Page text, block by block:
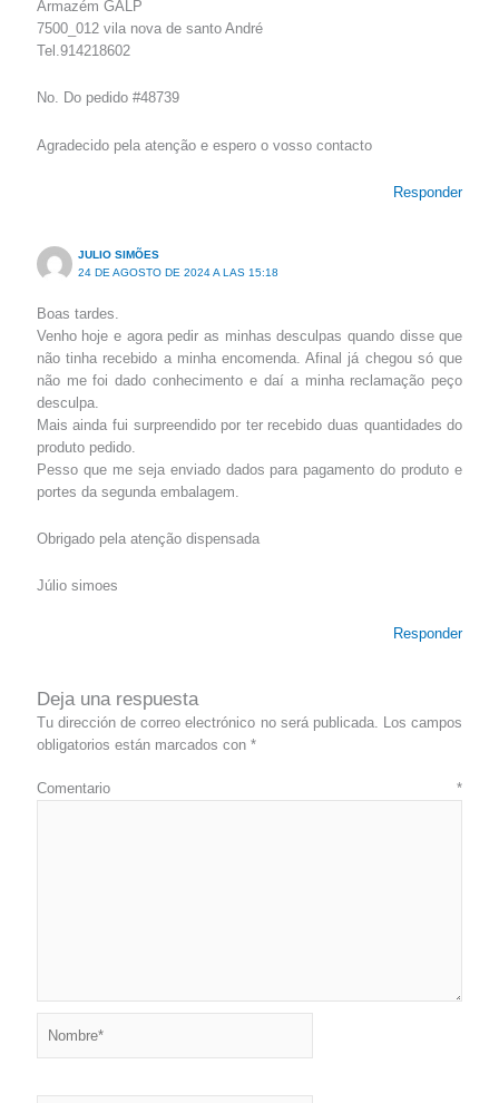
Armazém GALP
7500_012 vila nova de santo André
Tel.914218602
No. Do pedido #48739
Agradecido pela atenção e espero o vosso contacto
Responder
JULIO SIMÕES
24 DE AGOSTO DE 2024 A LAS 15:18
Boas tardes.
Venho hoje e agora pedir as minhas desculpas quando disse que
não tinha recebido a minha encomenda. Afinal já chegou só que
não me foi dado conhecimento e daí a minha reclamação peço
desculpa.
Mais ainda fui surpreendido por ter recebido duas quantidades do
produto pedido.
Pesso que me seja enviado dados para pagamento do produto e
portes da segunda embalagem.
Obrigado pela atenção dispensada
Júlio simoes
Responder
Deja una respuesta
Tu dirección de correo electrónico no será publicada.
Los campos
obligatorios están marcados con *
Comentario*